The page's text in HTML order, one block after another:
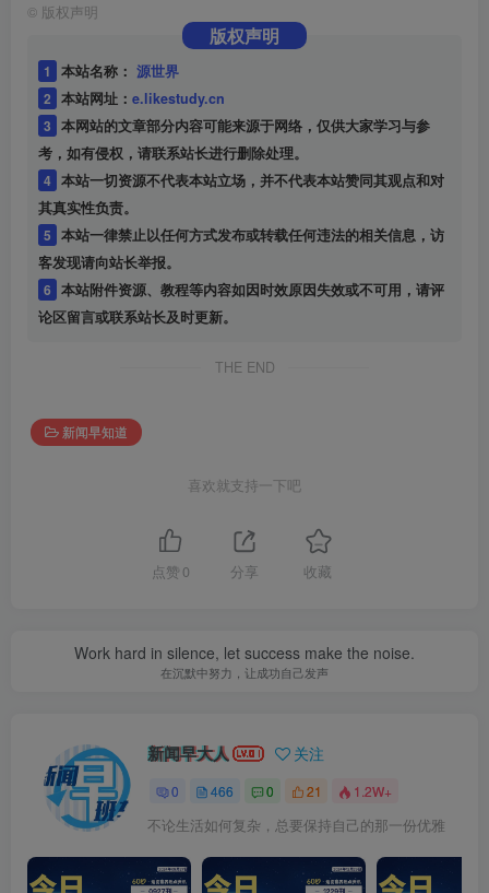
© 版权声明
版权声明
1 本站名称： 源世界
2 本站网址： e.likestudy.cn
3 本网站的文章部分内容可能来源于网络，仅供大家学习与参
考，如有侵权，请联系站长进行删除处理。
4 本站一切资源不代表本站立场，并不代表本站赞同其观点和对
其真实性负责。
5 本站一律禁止以任何方式发布或转载任何违法的相关信息，访
客发现请向站长举报。
6 本站附件资源、教程等内容如因时效原因失效或不可用，请评
论区留言或联系站长及时更新。
THE END
新闻早知道
喜欢就支持一下吧
点赞 0 分享 收藏
Work hard in silence, let success make the noise.
在沉默中努力，让成功自己发声
新闻早大人 关注
0 466 0 21 1.2W+
不论生活如何复杂，总要保持自己的那一份优雅